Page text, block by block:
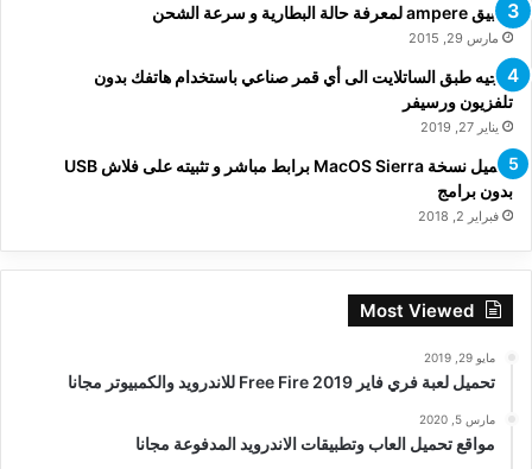
تطبيق ampere لمعرفة حالة البطارية و سرعة الشحن
مارس 29, 2015
توجيه طبق الساتلايت الى أي قمر صناعي باستخدام هاتفك بدون
تلفزيون ورسيفر
يناير 27, 2019
تحميل نسخة MacOS Sierra برابط مباشر و تثبيته على فلاش USB
بدون برامج
فبراير 2, 2018
Most Viewed
مايو 29, 2019
تحميل لعبة فري فاير Free Fire 2019 للاندرويد والكمبيوتر مجانا
مارس 5, 2020
مواقع تحميل العاب وتطبيقات الاندرويد المدفوعة مجانا